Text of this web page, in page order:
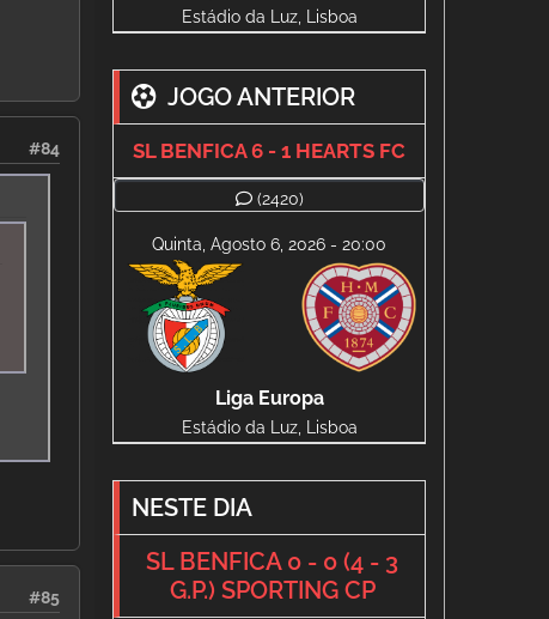
#84
#85
Estádio da Luz, Lisboa
JOGO ANTERIOR
SL BENFICA 6 - 1 HEARTS FC
(2420)
Quinta, Agosto 6, 2026 - 20:00
Liga Europa
Estádio da Luz, Lisboa
NESTE DIA
SL BENFICA 0 - 0 (4 - 3
G.P.) SPORTING CP